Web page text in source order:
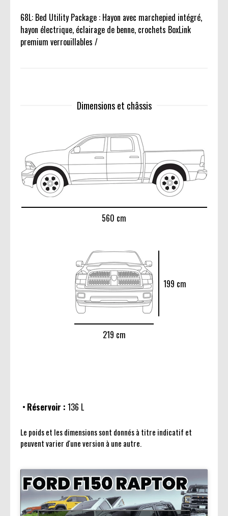
68L: Bed Utility Package : Hayon avec marchepied intégré,
hayon électrique, éclairage de benne, crochets BoxLink
premium verrouillables /
Dimensions et châssis
560 cm
219 cm
199 cm
Réservoir : 136 L
Le poids et les dimensions sont donnés à titre indicatif et
peuvent varier d'une version à une autre.